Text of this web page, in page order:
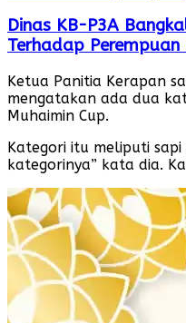
Dinas KB-P3A
Terhadap
Ketua Panitia Kerapan
mengatakan ada dua
Muhaimin Cup.
Kategori itu meliputi sapi
kategorinya” kata dia.